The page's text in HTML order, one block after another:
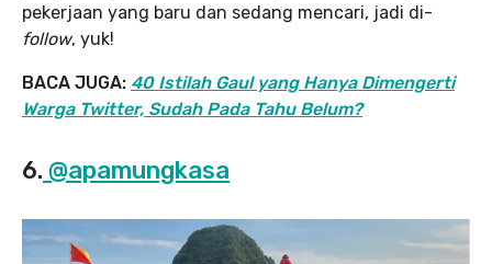
pekerjaan yang baru dan sedang mencari, jadi di-
follow, yuk!
BACA JUGA: 40 Istilah Gaul yang Hanya Dimengerti
Warga Twitter, Sudah Pada Tahu Belum?
6. @apamungkasa